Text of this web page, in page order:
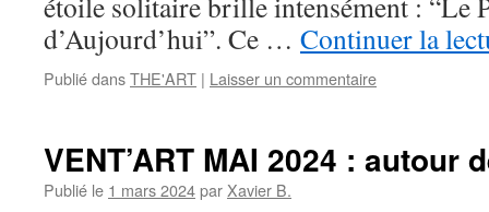
d’Aujourd’hui”. Ce … Continuer la
Publié dansTHE'ART | Laisser un commentaire
VENT’ART MAI 2024 : autour
Publié le 1 mars 2024par Xavier B.